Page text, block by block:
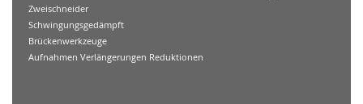
Zweischneider
Schwingungsgedämpft
Brückenwerkzeuge
Aufnahmen Verlängerungen Reduktionen